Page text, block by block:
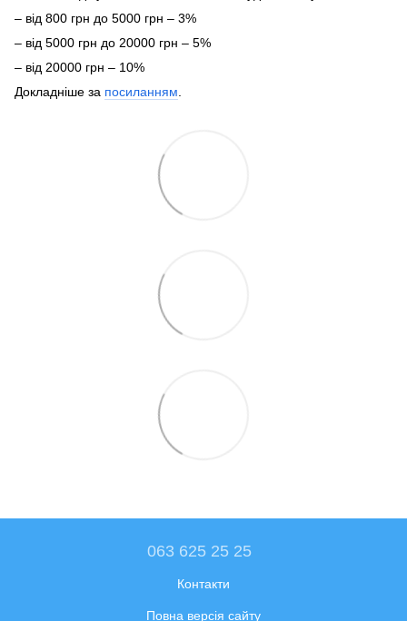
– від 800 грн до 5000 грн – 3%
– від 5000 грн до 20000 грн – 5%
– від 20000 грн – 10%
Докладніше за посиланням
063 625 25 25
Контакти
Повна версія сайту